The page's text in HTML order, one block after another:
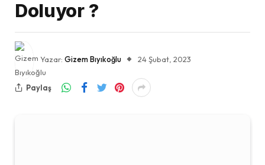
Doluyor ?
Yazar: Gizem Bıyıkoğlu 24 Şubat, 2023
Paylaş